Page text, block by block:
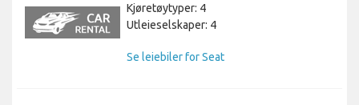
Kjøretøytyper: 4
Utleieselskaper: 4
Se leiebiler for Seat